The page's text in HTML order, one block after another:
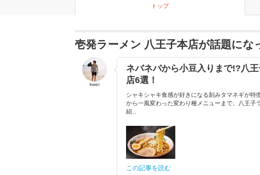
トップ
壱発ラーメン 八王子本店が話題にな
kwei
ネバネバから小豆入りまで!?八
店6選！
シャキシャキ食感が好きになる刻みタマネギが
から一風変わった変わり種メニューまで、八王
紹...
この記事を読む